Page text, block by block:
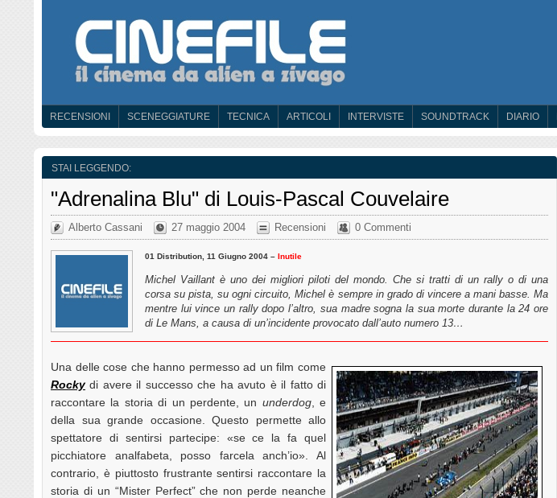
RECENSIONI SCENEGGIATURE TECNICA ARTICOLI INTERVISTE SOUNDTRACK DIARIO
STAI LEGGENDO:
"Adrenalina Blu" di Louis-Pascal Couvelaire
Alberto Cassani 27 maggio 2004 Recensioni 0 Commenti
01 Distribution, 11 Giugno 2004 – Inutile
Michel Vaillant è uno dei migliori piloti del mondo. Che si tratti di un rally o di una
corsa su pista, su ogni circuito, Michel è sempre in grado di vincere a mani basse. Ma
mentre lui vince un rally dopo l’altro, sua madre sogna la sua morte durante la 24 ore
di Le Mans, a causa di un’incidente provocato dall’auto numero 13…
Una delle cose che hanno permesso ad un film come
Rockydi avere il successo che ha avuto è il fatto di
raccontare la storia di un perdente, un underdog, e
della sua grande occasione. Questo permette allo
spettatore di sentirsi partecipe: «se ce la fa quel
picchiatore analfabeta, posso farcela anch’io». Al
contrario, è piuttosto frustrante sentirsi raccontare la
storia di un “Mister Perfect” che non perde neanche